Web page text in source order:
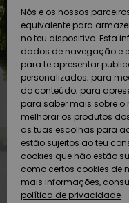
SURF
SNOW
DUPLA
PROMO
AJUDA
SUSTAINABILITY
Nós e os nossos
equivalente para
no teu dispositivo. Esta
dados de navegação e
para te apresentar
personalizados; para
do conteúdo; para
para saber mais sobre o
melhorar os produtos
as tuas escolhas para
estão sujeitos ao teu
cookies que não estão
como certos cookies de
mais informações,
política de privacidade